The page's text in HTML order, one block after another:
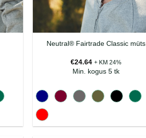
Neutral® Fairtrade Classic müts
€24.64 + KM 24%
Min. kogus 5 tk